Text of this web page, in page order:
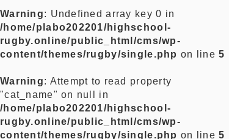
プライバシーポリシー
お問い合わせ
Warning: Undefined array key 0 in
/home/plabo202201/highschool-
rugby.online/public_html/cms/wp-
content/themes/rugby/single.php on line5
Warning: Attempt to read property
"cat_name" on null in
/home/plabo202201/highschool-
rugby.online/public_html/cms/wp-
content/themes/rugby/single.php on line5